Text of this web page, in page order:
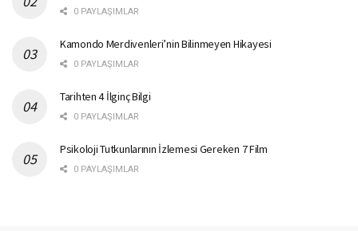
0 PAYLAŞIMLAR
Kamondo Merdivenleri’nin Bilinmeyen Hikayesi
0 PAYLAŞIMLAR
Tarihten 4 İlginç Bilgi
0 PAYLAŞIMLAR
Psikoloji Tutkunlarının İzlemesi Gereken 7 Film
0 PAYLAŞIMLAR